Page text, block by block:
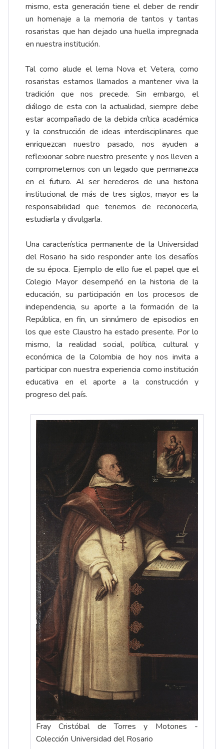
mismo, esta generación tiene el deber de rendir
un homenaje a la memoria de tantos y tantas
rosaristas que han dejado una huella impregnada
en nuestra institución.
Tal como alude el lema Nova et Vetera, como
rosaristas estamos llamados a mantener viva la
tradición que nos precede. Sin embargo, el
diálogo de esta con la actualidad, siempre debe
estar acompañado de la debida crítica académica
y la construcción de ideas interdisciplinares que
enriquezcan nuestro pasado, nos ayuden a
reflexionar sobre nuestro presente y nos lleven a
comprometernos con un legado que permanezca
en el futuro. Al ser herederos de una historia
institucional de más de tres siglos, mayor es la
responsabilidad que tenemos de reconocerla,
estudiarla y divulgarla.
Una característica permanente de la Universidad
del Rosario ha sido responder ante los desafíos
de su época. Ejemplo de ello fue el papel que el
Colegio Mayor desempeñó en la historia de la
educación, su participación en los procesos de
independencia, su aporte a la formación de la
República, en fin, un sinnúmero de episodios en
los que este Claustro ha estado presente. Por lo
mismo, la realidad social, política, cultural y
económica de la Colombia de hoy nos invita a
participar con nuestra experiencia como institución
educativa en el aporte a la construcción y
progreso del país.
Fray Cristóbal de Torres y Motones -
Colección Universidad del Rosario